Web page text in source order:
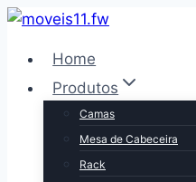
Pular
Conteúdo
Home
Produtos
Camas
Mesa de Cabeceira
Rack